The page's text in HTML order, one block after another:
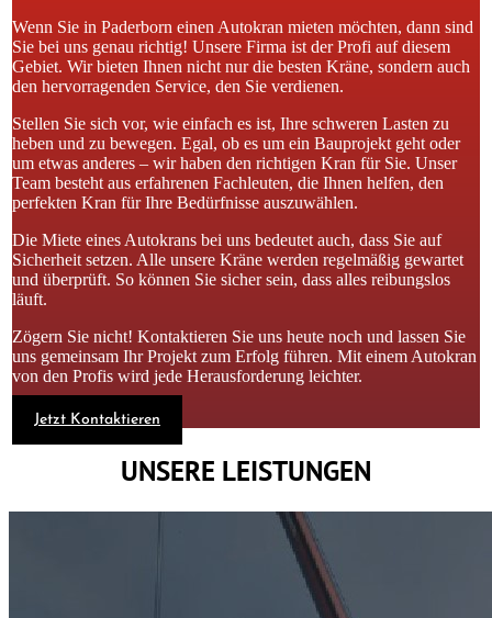
Wenn Sie in Paderborn einen Autokran mieten möchten, dann sind
Sie bei uns genau richtig! Unsere Firma ist der Profi auf diesem
Gebiet. Wir bieten Ihnen nicht nur die besten Kräne, sondern auch
den hervorragenden Service, den Sie verdienen.
Stellen Sie sich vor, wie einfach es ist, Ihre schweren Lasten zu
heben und zu bewegen. Egal, ob es um ein Bauprojekt geht oder
um etwas anderes – wir haben den richtigen Kran für Sie. Unser
Team besteht aus erfahrenen Fachleuten, die Ihnen helfen, den
perfekten Kran für Ihre Bedürfnisse auszuwählen.
Die Miete eines Autokrans bei uns bedeutet auch, dass Sie auf
Sicherheit setzen. Alle unsere Kräne werden regelmäßig gewartet
und überprüft. So können Sie sicher sein, dass alles reibungslos
läuft.
Zögern Sie nicht! Kontaktieren Sie uns heute noch und lassen Sie
uns gemeinsam Ihr Projekt zum Erfolg führen. Mit einem Autokran
von den Profis wird jede Herausforderung leichter.
Jetzt Kontaktieren
UNSERE LEISTUNGEN